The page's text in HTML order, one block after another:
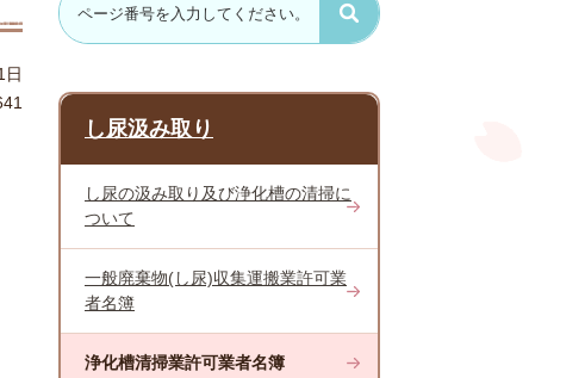
日
し尿汲み取り
し尿の汲み取り及び浄化槽の清掃に
ついて
一般廃棄物(し尿)収集運搬業許可業
者名簿
浄化槽清掃業許可業者名簿